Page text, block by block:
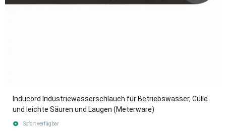
Inducord Industriewasserschlauch für Betriebswasser, Gülle
und leichte Säuren und Laugen (Meterware)
Sofort verfügbar